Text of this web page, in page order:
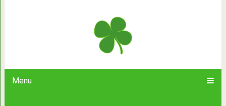
Menu
Письмо одной девушки из